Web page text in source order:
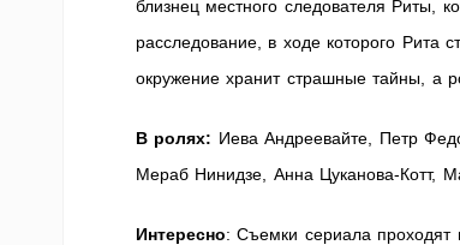
близнец местного следователя Риты,
расследование, в ходе которого Рита
окружение хранит страшные тайны, а
В ролях: Иева Андреевайте, Петр
Мераб Нинидзе, Анна Цуканова-Котт,
Интересно: Съемки сериала проходят